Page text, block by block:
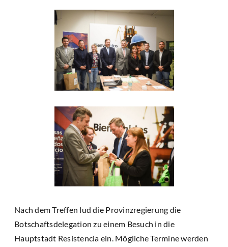
Nach dem Treffen lud die Provinzregierung die
Botschaftsdelegation zu einem Besuch in die
Hauptstadt Resistencia ein. Mögliche Termine werden